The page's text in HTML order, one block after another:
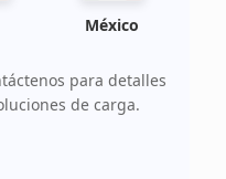
México
para detalles
de carga.